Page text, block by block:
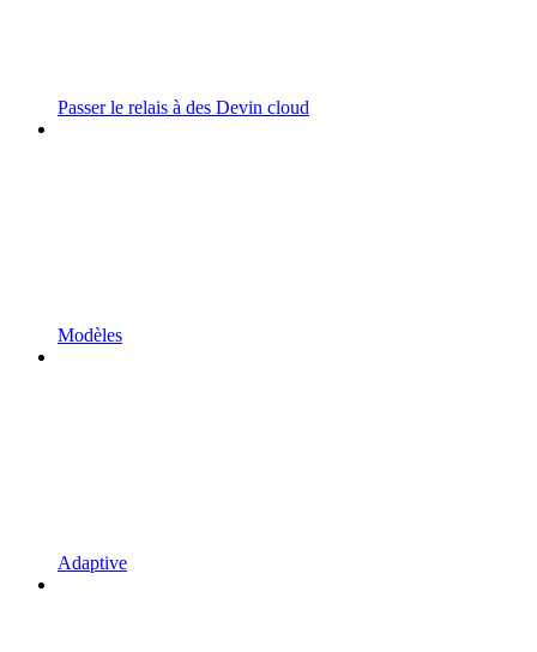
Passer le relais à des Devin cloud
Modèles
Adaptive